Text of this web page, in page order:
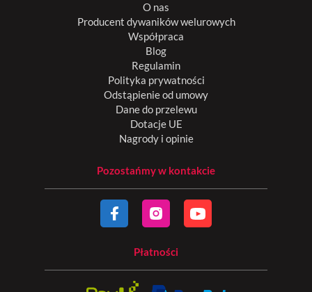
O nas
Producent dywaników welurowych
Współpraca
Blog
Regulamin
Polityka prywatności
Odstąpienie od umowy
Dane do przelewu
Dotacje UE
Nagrody i opinie
Pozostańmy w kontakcie
Płatności